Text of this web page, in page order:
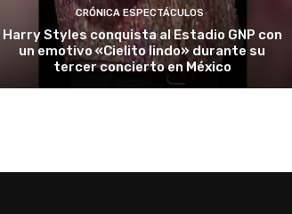
CRÓNICA ESPECTÁCULOS
Harry Styles conquista al Estadio GNP con
un emotivo «Cielito lindo» durante su
tercer concierto en México